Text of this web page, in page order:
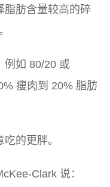
脂肪含量较高的碎
例如 80/20 或
瘦肉到 20% 脂肪
的更胖。
Clark 说：